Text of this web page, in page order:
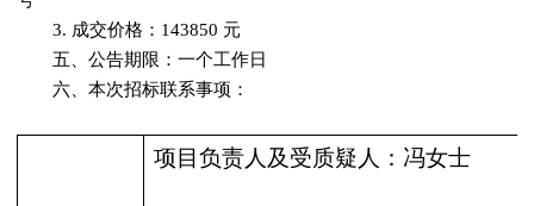
3. 成交价格：143850 元
五、公告期限：一个工作日
六、本次招标联系事项：
项目负责人及受质疑人：冯女士